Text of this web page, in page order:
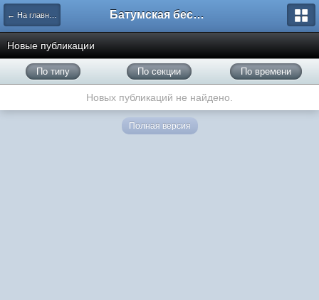
← На главную Батумская беседка
Новые публикации
По типу По секции По времени
Новых публикаций не найдено.
Полная версия